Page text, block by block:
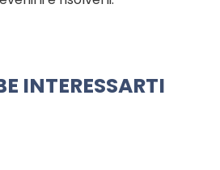
INTERESSARTI